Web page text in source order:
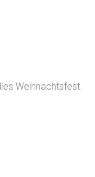
Weihnachtsfest.